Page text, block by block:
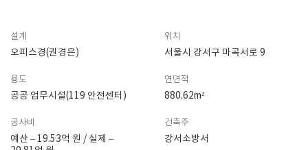
설계
오피스경(권경은)
위치
서울시 강서구 마곡서로 9
용도
공공 업무시설(119 안전센터)
연면적
880.62m²
공사비
예산 – 19.53억 원 / 실제 –
건축주
강서소방서